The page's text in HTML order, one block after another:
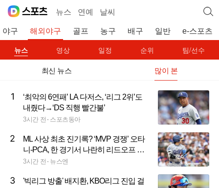
뉴스 연예 날씨
야구 해외야구 골프 농구 배구 일반 e-스포츠
뉴스 영상 일정 순위 팀/선수
최신 뉴스 많이 본
1
‘최악의 6연패’ LA 다저스, ‘리그 2위’도
내줬다→‘DS 직행 빨간불’
3시간 전 스포츠동아
2
ML 사상 최초 진기록? ‘MVP 경쟁’ 오타
니-PCA, 한 경기서 나란히 리드오프 홈
런
3시간 전 뉴스엔
3
'빅리그 방출' 배지환, KBO리그 진입 걸